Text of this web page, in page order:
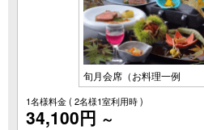
旬月会席（お料理一例
1名様料金( 2名様1室利用時 )
34,100円 ～